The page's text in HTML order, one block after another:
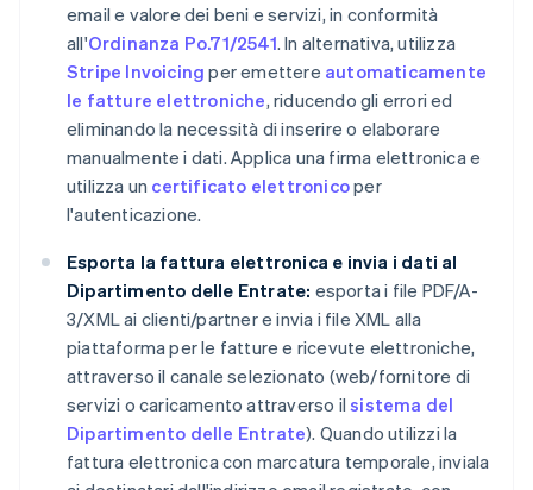
email e valore dei beni e servizi, in conformità
all'Ordinanza Po.71/2541. In alternativa, utilizza
Stripe Invoicing per emettere automaticamente
le fatture elettroniche, riducendo gli errori ed
eliminando la necessità di inserire o elaborare
manualmente i dati. Applica una firma elettronica e
utilizza un certificato elettronicoper
l'autenticazione.
Esporta la fattura elettronica e invia i dati al
Dipartimento delle Entrate: esporta i file PDF/A-
3/XML ai clienti/partner e invia i file XML alla
piattaforma per le fatture e ricevute elettroniche,
attraverso il canale selezionato (web/fornitore di
servizi o caricamento attraverso ilsistema del
Dipartimento delle Entrate). Quando utilizzi la
fattura elettronica con marcatura temporale, inviala